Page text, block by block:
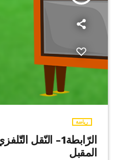
رياضة
الرّابطة1- النّقل
المقبل